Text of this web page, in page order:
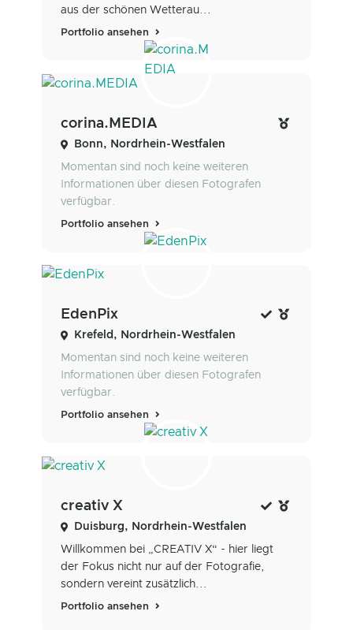
aus der schönen Wetterau...
Portfolio ansehen
corina.MEDIA
Bonn, Nordrhein-Westfalen
Momentan sind noch keine weiteren
Informationen über diesen Fotografen
verfügbar.
Portfolio ansehen
EdenPix
Krefeld, Nordrhein-Westfalen
Momentan sind noch keine weiteren
Informationen über diesen Fotografen
verfügbar.
Portfolio ansehen
creativ X
Duisburg, Nordrhein-Westfalen
Willkommen bei „CREATIV X“ - hier liegt
der Fokus nicht nur auf der Fotografie,
sondern vereint zusätzlich...
Portfolio ansehen